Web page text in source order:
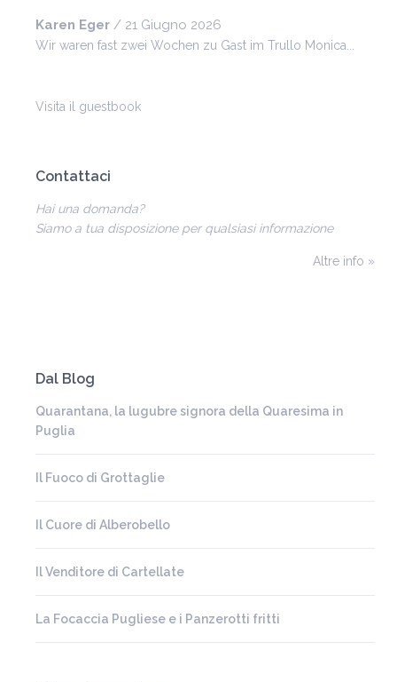
Karen Eger / 21 Giugno 2026
Wir waren fast zwei Wochen zu Gast im Trullo Monica...
Visita il guestbook
Contattaci
Hai una domanda?
Siamo a tua disposizione per qualsiasi informazione
Altre info »
Dal Blog
Quarantana, la lugubre signora della Quaresima in
Puglia
Il Fuoco di Grottaglie
Il Cuore di Alberobello
Il Venditore di Cartellate
La Focaccia Pugliese e i Panzerotti fritti